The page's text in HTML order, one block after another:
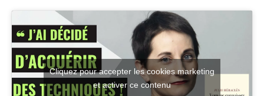
Cliquez pour accepter les cookies marketing
et activer ce contenu